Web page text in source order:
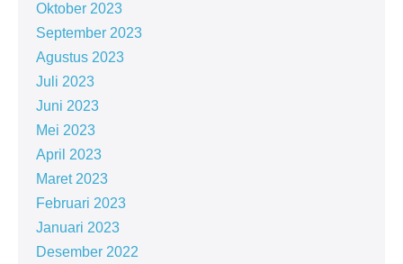
Oktober 2023
September 2023
Agustus 2023
Juli 2023
Juni 2023
Mei 2023
April 2023
Maret 2023
Februari 2023
Januari 2023
Desember 2022